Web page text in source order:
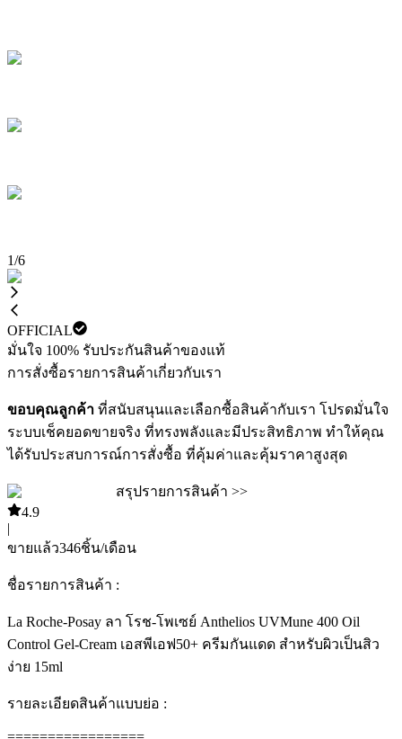
1/6
OFFICIAL
มั่นใจ 100% รับประกันสินค้าของแท้
การสั่งซื้อรายการสินค้าเกี่ยวกับเรา
ขอบคุณลูกค้า ที่สนับสนุนและเลือกซื้อสินค้ากับเรา โปรดมั่นใจ
ระบบเช็คยอดขายจริง ที่ทรงพลังและมีประสิทธิภาพ ทำให้คุณ
ได้รับประสบการณ์การสั่งซื้อ ที่คุ้มค่าและคุ้มราคาสูงสุด
สรุปรายการสินค้า >>
4.9
|
ขายแล้ว346ชิ้น/เดือน
ชื่อรายการสินค้า :
La Roche-Posay ลา โรช-โพเซย์ Anthelios UVMune 400 Oil
Control Gel-Cream เอสพีเอฟ50+ ครีมกันแดด สำหรับผิวเป็นสิว
ง่าย 15ml
รายละเอียดสินค้าแบบย่อ :